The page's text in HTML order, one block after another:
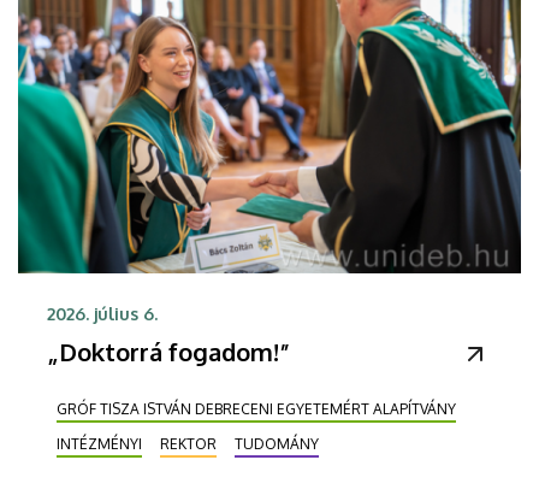
2026. július 6.
„Doktorrá fogadom!”
GRÓF TISZA ISTVÁN DEBRECENI EGYETEMÉRT ALAPÍTVÁNY
INTÉZMÉNYI
REKTOR TUDOMÁNY